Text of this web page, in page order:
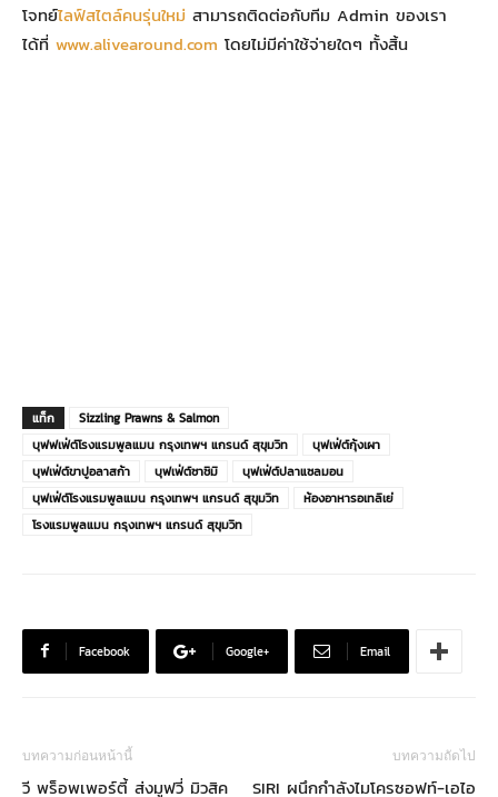
โจทย์ไลฟ์สไตล์คนรุ่นใหม่ สามารถติดต่อกับทีม Admin ของเรา
ได้ที่ www.alivearound.com โดยไม่มีค่าใช้จ่ายใดๆ ทั้งสิ้น
แท็ก
Sizzling Prawns & Salmon
บุฟฟเฟ่ต์โรงแรมพูลแมน กรุงเทพฯ แกรนด์ สุขุมวิท
บุฟเฟ่ต์กุ้งเผา
บุฟเฟ่ต์ขาปูอลาสก้า
บุฟเฟ่ต์ซาชิมิ
บุฟเฟ่ต์ปลาแซลมอน
บุฟเฟ่ต์โรงแรมพูลแมน กรุงเทพฯ แกรนด์ สุขุมวิท
ห้องอาหารอเทลิเย่
โรงแรมพูลแมน กรุงเทพฯ แกรนด์ สุขุมวิท
Facebook Google+ Email
บทความก่อนหน้านี้
วี พร็อพเพอร์ตี้ ส่งมูฟวี่ มิวสิค
บทความถัดไป
SIRI ผนึกกำลังไมโครซอฟท์-เอไอ